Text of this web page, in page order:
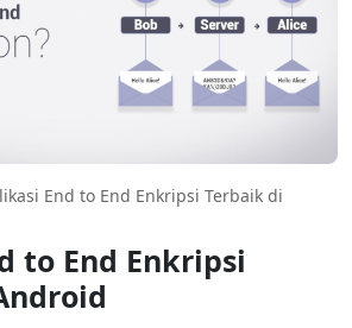
End to End Enkripsi Terbaik di
to End Enkripsi